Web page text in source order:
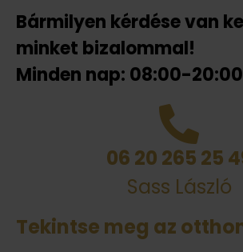
Bármilyen kérdése van
minket bizalommal!
Minden nap: 08:00-
06 20 265 25
Sass László
Tekintse meg az